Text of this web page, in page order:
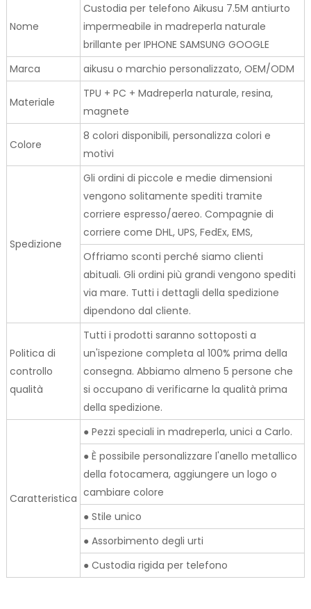
Nome
Custodia per telefono Aikusu 7.5M antiurto
impermeabile in madreperla naturale
brillante per IPHONE SAMSUNG GOOGLE
Marca
aikusu o marchio personalizzato, OEM/ODM
Materiale
TPU + PC + Madreperla naturale, resina,
magnete
Colore
8 colori disponibili, personalizza colori e
motivi
Spedizione
Gli ordini di piccole e medie dimensioni
vengono solitamente spediti tramite
corriere espresso/aereo. Compagnie di
corriere come DHL, UPS, FedEx, EMS,
Offriamo sconti perché siamo clienti
abituali. Gli ordini più grandi vengono spediti
via mare. Tutti i dettagli della spedizione
dipendono dal cliente.
Politica di
controllo
qualità
Tutti i prodotti saranno sottoposti a
un'ispezione completa al 100% prima della
consegna. Abbiamo almeno 5 persone che
si occupano di verificarne la qualità prima
della spedizione.
Caratteristica
● Pezzi speciali in madreperla, unici a Carlo.
● È possibile personalizzare l'anello metallico
della fotocamera, aggiungere un logo o
cambiare colore
● Stile unico
● Assorbimento degli urti
● Custodia rigida per telefono